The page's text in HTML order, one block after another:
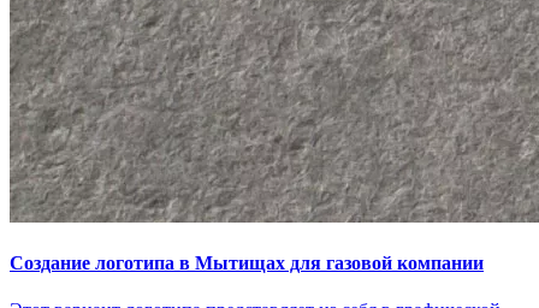
Создание логотипа в Мытищах для газовой компании